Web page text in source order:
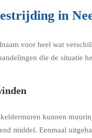
in
voor heel wat
die de situatie
kunnen
middel. Eenmaal